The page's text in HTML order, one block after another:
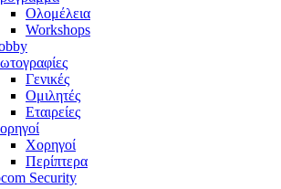
Ολομέλεια
Workshops
Γενικές
Ομιλητές
Εταιρείες
Χορηγοί
Περίπτερα
Security